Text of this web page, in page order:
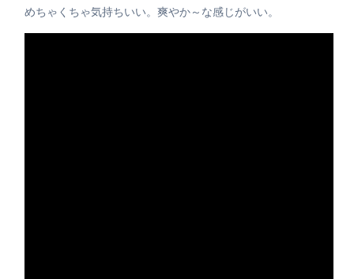
めちゃくちゃ気持ちいい。爽やか～な感じがいい。